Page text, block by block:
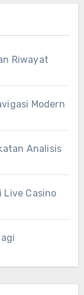
Riwayat
Modern
Analisis
Live Casino